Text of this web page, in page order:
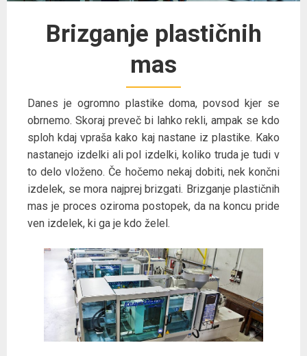
Brizganje plastičnih
mas
Danes je ogromno plastike doma, povsod kjer se
obrnemo. Skoraj preveč bi lahko rekli, ampak se kdo
sploh kdaj vpraša kako kaj nastane iz plastike. Kako
nastanejo izdelki ali pol izdelki, koliko truda je tudi v
to delo vloženo. Če hočemo nekaj dobiti, nek končni
izdelek, se mora najprej brizgati. Brizganje plastičnih
mas je proces oziroma postopek, da na koncu pride
ven izdelek, ki ga je kdo želel.